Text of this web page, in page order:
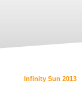
Infinity Sun 2013